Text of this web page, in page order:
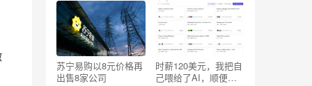
苏宁易购以8元价格再
出售8家公司
时薪120美元，我把自
己喂给了AI，顺便砸